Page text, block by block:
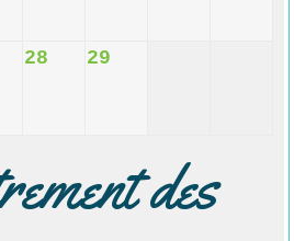
28 29
des